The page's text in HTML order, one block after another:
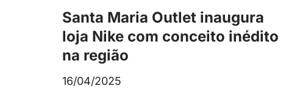
Santa Maria Outlet inaugura
loja Nike com conceito inédito
na região
16/04/2025